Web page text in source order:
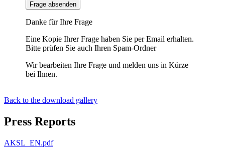
Frage absenden
Danke für Ihre Frage
Eine Kopie Ihrer Frage haben Sie per Email erhalten.
Bitte prüfen Sie auch Ihren Spam-Ordner
Wir bearbeiten Ihre Frage und melden uns in Kürze
bei Ihnen.
Back to the download gallery
Press Reports
AKSL_EN.pdf